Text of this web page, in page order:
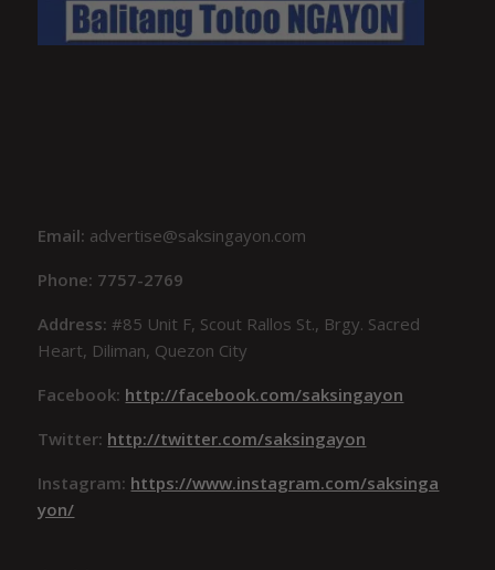
Email: advertise@saksingayon.com
Phone: 7757-2769
Address:#85 Unit F, Scout Rallos St., Brgy. Sacred
Heart, Diliman, Quezon City
Facebook: http://facebook.com/saksingayon
Twitter: http://twitter.com/saksingayon
Instagram: https://www.instagram.com/saksinga
yon/